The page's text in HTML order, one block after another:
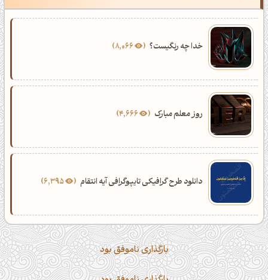
خدا چه رنگیست؟
روز معلم مبارک
دانلود طرح گرافیکی تایپوگرافی آیه انتقام 6,395
بارگذاری ناموفق بود